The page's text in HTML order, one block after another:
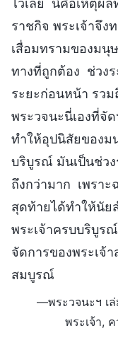
ราชกิจ พระเจ้าจึ
เสื่อมทรามของมนุ
ทางที่ถูกต้อง ช่วง
ระยะก่อนหน้า รว
พระวจนะนี่เองที่จั
ทำให้อุปนิสัยของม
บริบูรณ์ มันเป็นช่ว
ถึงกว่ามาก เพรา
สุดท้ายได้ทำให้นัย
พระเจ้าครบบริบูร
จัดการของพระเจ้
สมบูรณ์
—พระวจนะฯ เ
พระเจ้า,